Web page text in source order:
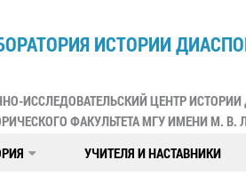
ИСТОРИИ
ИССЛЕДОВАТЕЛЬСКИЙ ЦЕНТР
ФАКУЛЬТЕТА МГУ ИМЕНИ М.
УЧИТЕЛЯ И НАСТАВНИКИ